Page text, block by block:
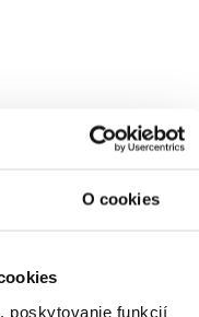
O cookies
poskytovanie funkcií